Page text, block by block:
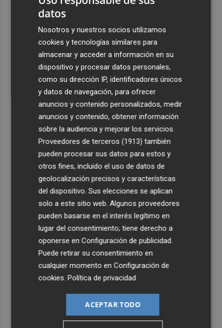
datos
Nosotros y nuestros socios utilizamos
cookies y tecnologías similares para
almacenar y acceder a información en su
dispositivo y procesar datos personales,
como su dirección IP, identificadores únicos
y datos de navegación, para ofrecer
anuncios y contenido personalizados, medir
anuncios y contenido, obtener información
sobre la audiencia y mejorar los servicios.
Proveedores de terceros (1913) también
pueden procesar sus datos para estos y
otros fines, incluido el uso de datos de
geolocalización precisos y características
del dispositivo. Sus elecciones se aplican
solo a este sitio web. Algunos proveedores
pueden basarse en el interés legítimo en
lugar del consentimiento; tiene derecho a
oponerse enConfiguración de publicidad
Puede retirar su consentimiento en
cualquier momento enConfiguración de
cookies .Política de privacidad
ACEPTAR TODO